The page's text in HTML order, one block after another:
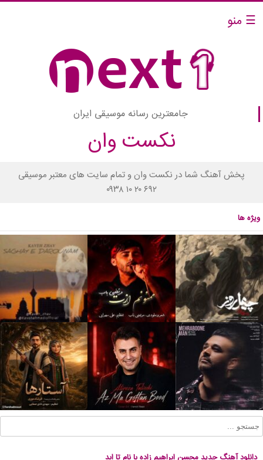
☰ منو
جامعترین رسانه موسیقی ایران
نکست وان
پخش آهنگ شما در نکست وان و تمام سایت های معتبر موسیقی
۰۹۳۸ ۱۰ ۲۰ ۶۹۲
ویژه ها